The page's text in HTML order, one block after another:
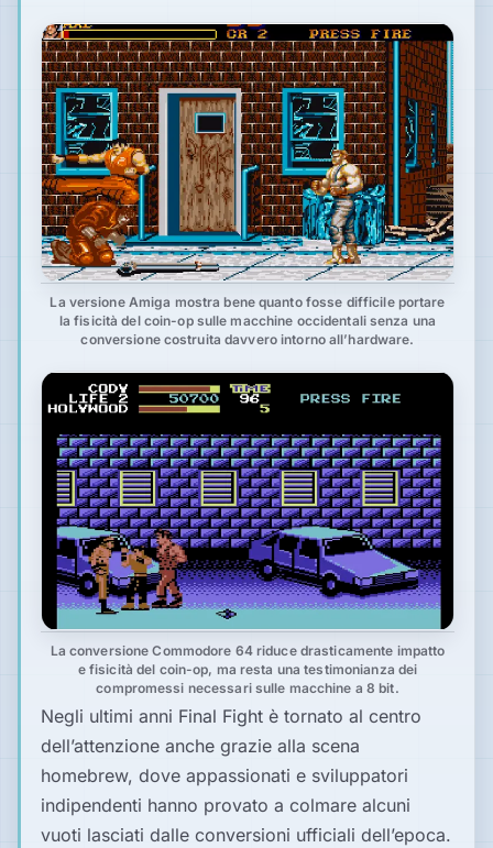
La versione Amiga mostra bene quanto fosse difficile portare
la fisicità del coin-op sulle macchine occidentali senza una
conversione costruita davvero intorno all’hardware.
La conversione Commodore 64 riduce drasticamente impatto
e fisicità del coin-op, ma resta una testimonianza dei
compromessi necessari sulle macchine a 8 bit.
Negli ultimi anni Final Fight è tornato al centro
dell’attenzione anche grazie alla scena
homebrew, dove appassionati e sviluppatori
indipendenti hanno provato a colmare alcuni
vuoti lasciati dalle conversioni ufficiali dell’epoca.